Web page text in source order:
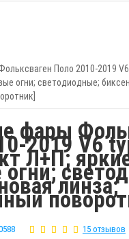
Поло 2010-2019
огни; светодиодные;
фары
2019 V6
Л+П;
линза;
15 отзывов